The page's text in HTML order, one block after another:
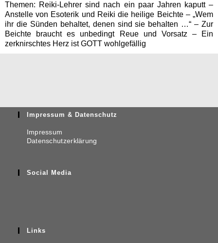
The­men: Rei­ki-Lehrer sind nach ein paar Jahren kaputt –
Anstelle von Eso­terik und Rei­ki die heilige Beichte – „Wem
ihr die Sün­den behal­tet, denen sind sie behal­ten …“ – Zur
Beichte braucht es unbe­d­ingt Reue und Vor­satz – Ein
zerknirscht­es Herz ist GOTT wohlgefällig
Impressum & Datenschutz
Impressum
Datenschutzerklärung
Social Media
Links